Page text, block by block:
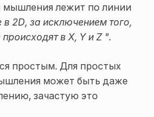
мышления лежит по линии
2D, за исключением того,
в X, Y и Z ".
простым. Для простых
может быть даже
зачастую это